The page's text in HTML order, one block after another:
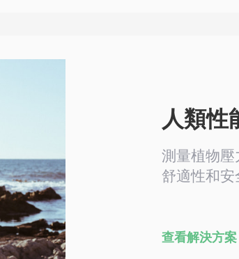
人類性
測量植物壓
舒適性和安
查看解決方案